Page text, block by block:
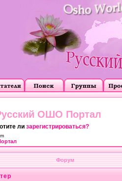
ОШО Портал
ли зарегистрироваться?
Форум